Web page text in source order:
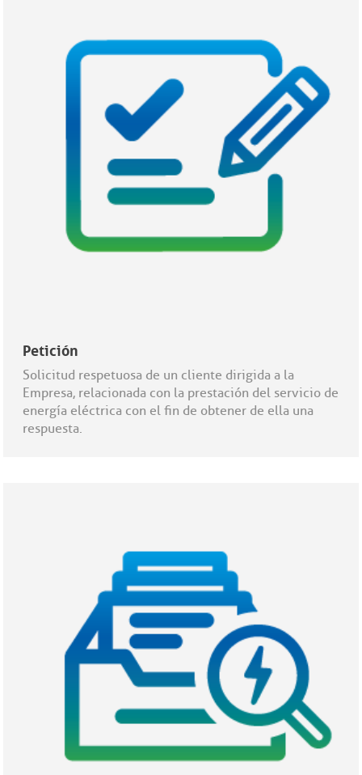
Petición
Solicitud respetuosa de un cliente dirigida a la
Empresa, relacionada con la prestación del servicio de
energía eléctrica con el fin de obtener de ella una
respuesta.